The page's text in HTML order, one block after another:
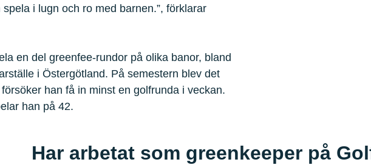
i lugn och ro med barnen.”, förklarar
en del greenfee-rundor på olika banor, bland
i Östergötland. På semestern blev det
han få in minst en golfrunda i veckan.
han på 42.
Har arbetat som greenkeeper på